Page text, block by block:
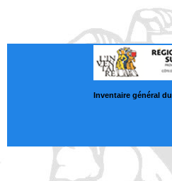
Inventaire général du